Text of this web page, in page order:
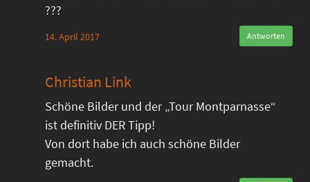
???
14. April 2017 Antworten
Christian Link
Schöne Bilder und der „Tour Montparnasse“
ist definitiv DER Tipp!
Von dort habe ich auch schöne Bilder
gemacht.